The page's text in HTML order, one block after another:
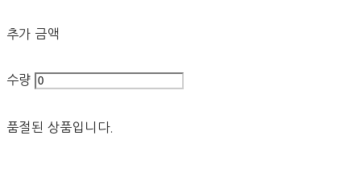
추가 금액
수량
품절된 상품입니다.